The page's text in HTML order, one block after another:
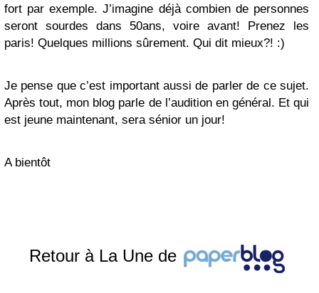
fort par exemple. J’imagine déjà combien de personnes
seront sourdes dans 50ans, voire avant! Prenez les
paris! Quelques millions sûrement. Qui dit mieux?! :)
Je pense que c’est important aussi de parler de ce sujet.
Après tout, mon blog parle de l’audition en général. Et qui
est jeune maintenant, sera sénior un jour!
A bientôt
Retour à La Une de